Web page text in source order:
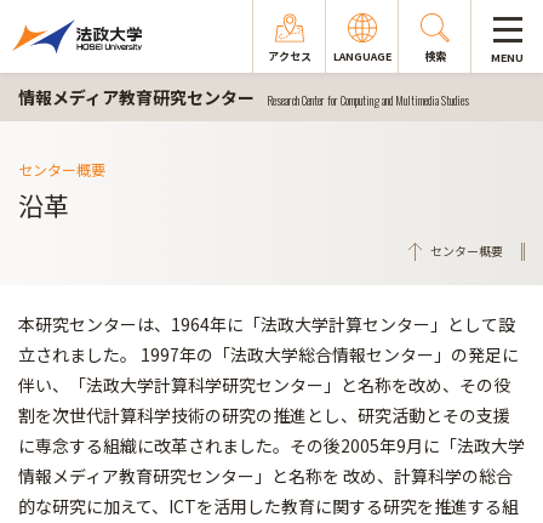
アクセス LANGUAGE 検索 MENU
情報メディア教育研究センター Research Center for Computing and Multimedia Studies
センター概要
沿革
センター概要
本研究センターは、1964年に「法政大学計算センター」として設
立されました。 1997年の「法政大学総合情報センター」の発足に
伴い、「法政大学計算科学研究センター」と名称を改め、その役
割を次世代計算科学技術の研究の推進とし、研究活動とその支援
に専念する組織に改革されました。その後2005年9月に「法政大学
情報メディア教育研究センター」と名称を 改め、計算科学の総合
的な研究に加えて、ICTを活用した教育に関する研究を推進する組